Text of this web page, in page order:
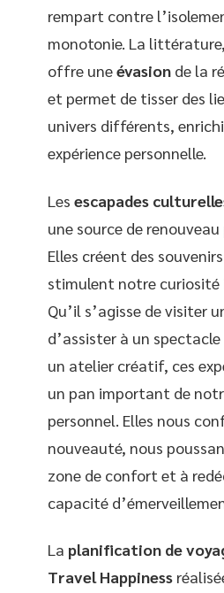
rempart contre
monotonie. La
offre uneévasion de la
et permet de tisser des
univers différents,
expérience personnelle.
Les escapades
une source de renouveau
Elles créent des
stimulent notre curiosité
Qu’il s’agisse de visiter
d’assister à un
un atelier créatif, ces
un pan important de
personnel. Elles nous
nouveauté, nous
zone de confort et à
capacité
La planification de
Travel Happiness